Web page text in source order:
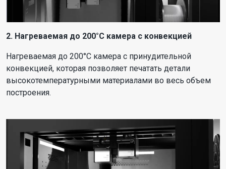
2. Нагреваемая до 200°C камера с конвекцией
Нагреваемая до 200°C камера с принудительной
конвекцией, которая позволяет печатать детали
высокотемпературными материалами во весь объем
построения.